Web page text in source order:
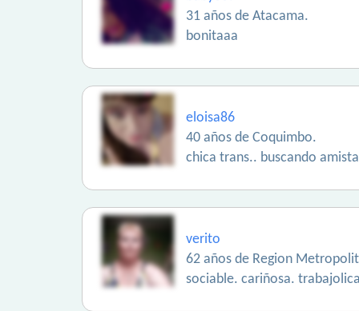
31 años de Atacama.
bonitaaa
eloisa86
40 años de Coquimbo.
chica trans.. buscando
verito
62 años de Region
sociable. cariñosa.